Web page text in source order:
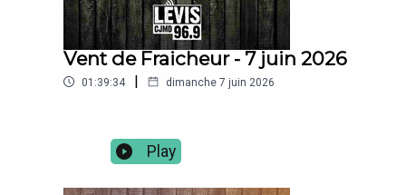
Vent de Fraicheur - 7 juin 2026
01:39:34 | dimanche 7 juin 2026
Play